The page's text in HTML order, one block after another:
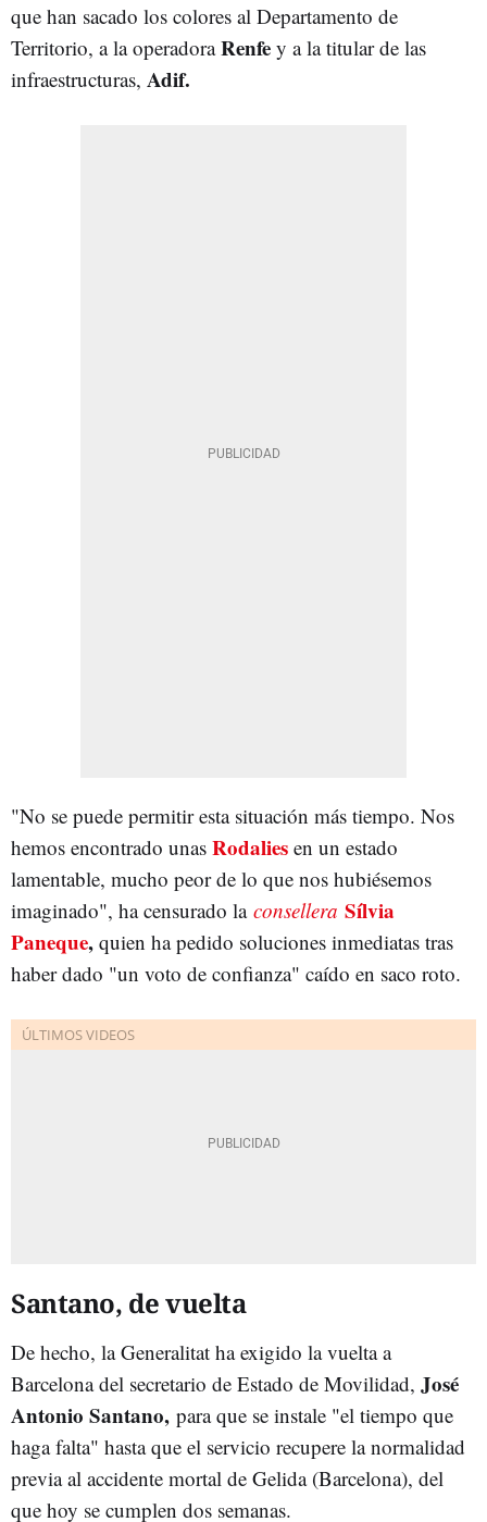
que han sacado los colores al Departamento de
Territorio, a la operadoraRenfe y a la titular de las
infraestructuras, Adif.
"No se puede permitir esta situación más tiempo. Nos
hemos encontrado unas Rodalies en un estado
lamentable, mucho peor de lo que nos hubiésemos
imaginado", ha censurado la consellera Sílvia
Paneque, quien ha pedido soluciones inmediatas tras
haber dado "un voto de confianza" caído en saco roto.
Santano, de vuelta
De hecho, la Generalitat ha exigido la vuelta a
Barcelona del secretario de Estado de Movilidad, José
Antonio Santano, para que se instale "el tiempo que
haga falta" hasta que el servicio recupere la normalidad
previa al accidente mortal de Gelida (Barcelona), del
que hoy se cumplen dos semanas.